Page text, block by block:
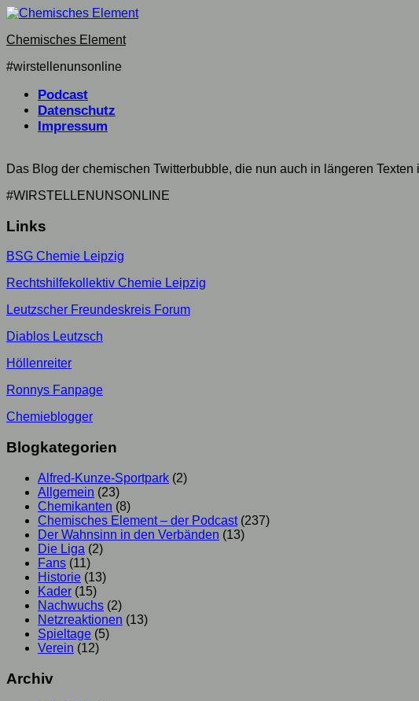
Skip
content
Chemisches Element
#wirstellenunsonline
Podcast
Datenschutz
Impressum
Das Blog der chemischen Twitterbubble, die nun auch in längeren
#WIRSTELLENUNSONLINE
Links
BSG Chemie Leipzig
Rechtshilfekollektiv Chemie Leipzig
Leutzscher Freundeskreis Forum
Diablos Leutzsch
Höllenreiter
Ronnys Fanpage
Chemieblogger
Blogkategorien
Alfred-Kunze-Sportpark (2)
Allgemein (23)
Chemikanten (8)
Chemisches Element – der Podcast(237)
Der Wahnsinn in den Verbänden (13)
Die Liga (2)
Fans (11)
Historie (13)
Kader (15)
Nachwuchs (2)
Netzreaktionen (13)
Spieltage (5)
Verein (12)
Archiv